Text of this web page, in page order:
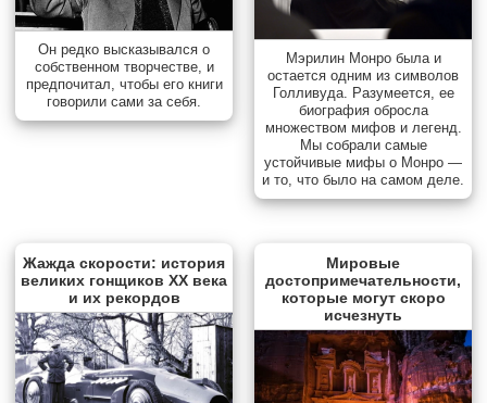
Он редко высказывался о
собственном творчестве, и
предпочитал, чтобы его книги
говорили сами за себя.
Мэрилин Монро была и
остается одним из символов
Голливуда. Разумеется, ее
биография обросла
множеством мифов и легенд.
Мы собрали самые
устойчивые мифы о Монро —
и то, что было на самом деле.
Жажда скорости: история
великих гонщиков XX века
и их рекордов
Мировые
достопримечательности,
которые могут скоро
исчезнуть